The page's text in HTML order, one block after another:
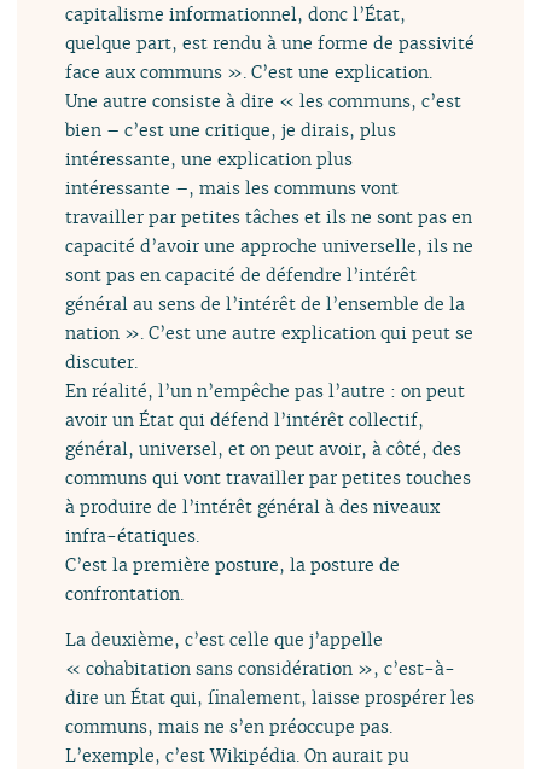
capitalisme informationnel, donc l’État,
quelque part, est rendu à une forme de passivité
face aux communs ». C’est une explication.
Une autre consiste à dire « les communs, c’est
bien – c’est une critique, je dirais, plus
intéressante, une explication plus
intéressante –, mais les communs vont
travailler par petites tâches et ils ne sont pas en
capacité d’avoir une approche universelle, ils ne
sont pas en capacité de défendre l’intérêt
général au sens de l’intérêt de l’ensemble de la
nation ». C’est une autre explication qui peut se
discuter.
En réalité, l’un n’empêche pas l’autre : on peut
avoir un État qui défend l’intérêt collectif,
général, universel, et on peut avoir, à côté, des
communs qui vont travailler par petites touches
à produire de l’intérêt général à des niveaux
infra-étatiques.
C’est la première posture, la posture de
confrontation.
La deuxième, c’est celle que j’appelle
« cohabitation sans considération », c’est-à-
dire un État qui, finalement, laisse prospérer les
communs, mais ne s’en préoccupe pas.
L’exemple, c’est Wikipédia. On aurait pu